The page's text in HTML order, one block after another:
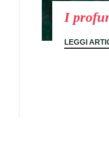
I
LEGGI